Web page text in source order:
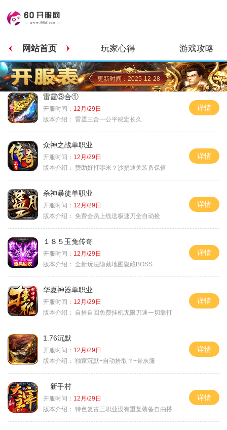
网站首页 玩家心得 游戏攻略
更新时间：2025-12-28
雷霆③合①
开服时间： 12月/29日
版本介绍： 雷霆三合一公平稳定长久
详情
众神之战单职业
开服时间： 12月/29日
版本介绍： 赞助好打零米？沙捐通关装备保值
详情
杀神暴徒单职业
开服时间： 12月/29日
版本介绍： 免费会员上线送极速刀全自动捡
详情
１８５玉兔传奇
开服时间： 12月/29日
版本介绍： 全新玩法隐藏地图隐藏BOSS
详情
华夏神器单职业
开服时间： 12月/29日
版本介绍：
自拾自回免费挂机无限刀速一切靠打
详情
1.76沉默
开服时间： 12月/29日
版本介绍： 独家沉默+自动拾取？+骨灰服
详情
新手村
开服时间： 12月/29日
版本介绍： 特色复古三职业没有重复装备自由搭配私
详情